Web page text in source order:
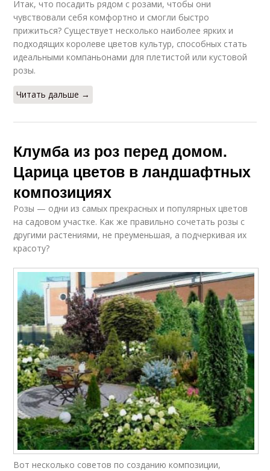
Итак, что посадить рядом с розами, чтобы они
чувствовали себя комфортно и смогли быстро
прижиться? Существует несколько наиболее ярких и
подходящих королеве цветов культур, способных стать
идеальными компаньонами для плетистой или кустовой
розы.
Читать дальше →
Клумба из роз перед домом.
Царица цветов в ландшафтных
композициях
Розы — одни из самых прекрасных и популярных цветов
на садовом участке. Как же правильно сочетать розы с
другими растениями, не преуменьшая, а подчеркивая их
красоту?
Вот несколько советов по созданию композиции,